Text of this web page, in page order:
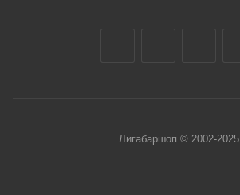
Лигабаршоп © 2002-2025